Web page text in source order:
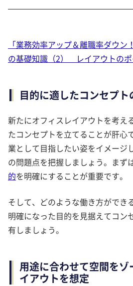
「業務効率アップ＆離職率ダウン
の基礎知識（2） レイアウトの
目的に適したコンセプト
新たにオフィスレイアウトを考え
たコンセプトを立てることが肝心
業として目指したい姿をイメージ
の問題点を把握しましょう。まず
的を明確にすることが重要です。
そして、どのような働き方ができ
明確になった目的を見据えてコン
有しましょう。
用途に合わせて空間を
イアウトを想定